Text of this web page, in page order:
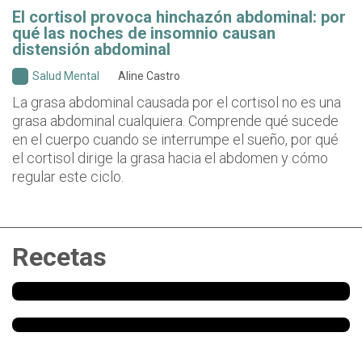
El cortisol provoca hinchazón abdominal: por
qué las noches de insomnio causan
distensión abdominal
Salud Mental Aline Castro
La grasa abdominal causada por el cortisol no es una
grasa abdominal cualquiera. Comprende qué sucede
en el cuerpo cuando se interrumpe el sueño, por qué
el cortisol dirige la grasa hacia el abdomen y cómo
regular este ciclo.
Recetas